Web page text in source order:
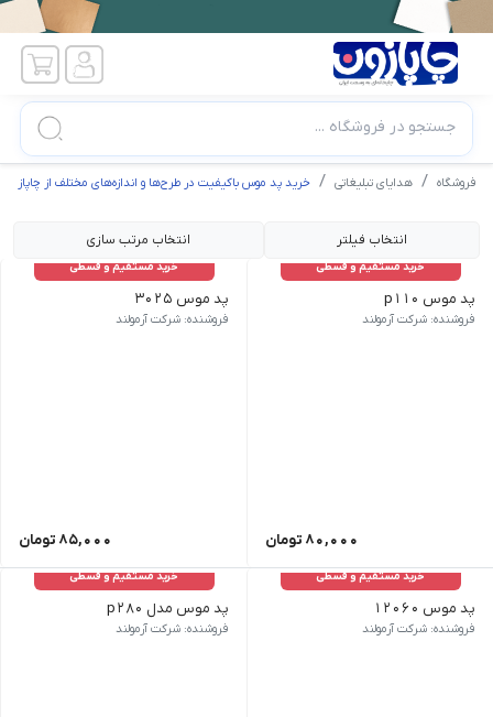
جستجو در فروشگاه ...
فروشگاه هدایای تبلیغاتی خرید پد موس باکیفیت در طرح‌ها و اندازه‌های مختلف از چاپازون
انتخاب فیلتر انتخاب مرتب سازی
خرید مستقیم و قسطی
پد موس p110
فروشنده: شرکت آرمولند
80,000 تومان
خرید مستقیم و قسطی
پد موس 3025
فروشنده: شرکت آرمولند
85,000 تومان
خرید مستقیم و قسطی
پد موس 12060
فروشنده: شرکت آرمولند
خرید مستقیم و قسطی
پد موس مدل p280
فروشنده: شرکت آرمولند